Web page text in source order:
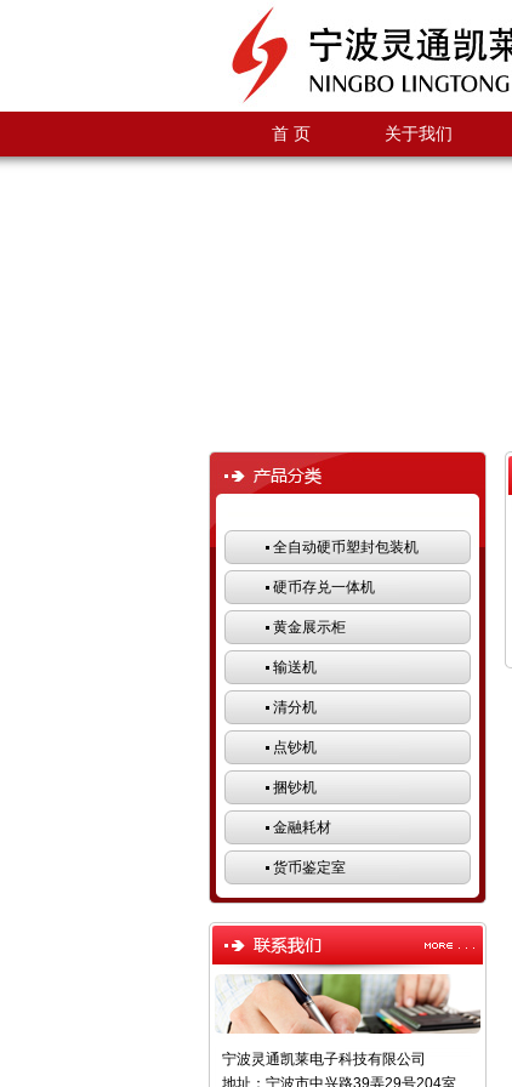
首 页 关于我们
全自动硬币塑封包装机
硬币存兑一体机
黄金展示柜
输送机
清分机
点钞机
捆钞机
金融耗材
货币鉴定室
宁波灵通凯莱电子科技有限公司
地址：宁波市中兴路39弄29号204室